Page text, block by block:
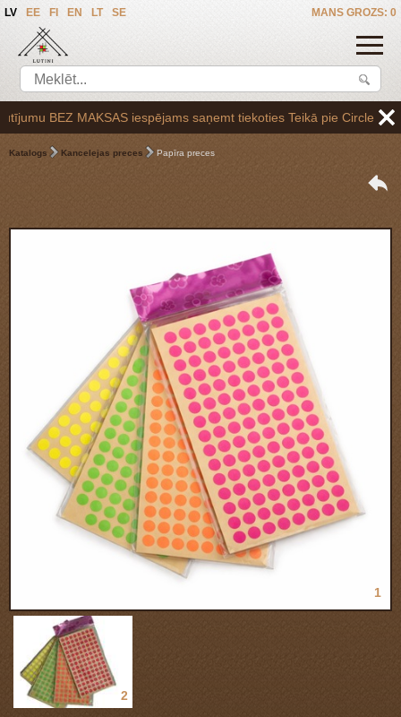
MANS GROZS: 0
LV EE FI EN LT SE
BEZ MAKSAS iespējams saņemt tiekoties Teikā pie Circle K
Katalogs Kancelejas preces Papīra preces
1
2